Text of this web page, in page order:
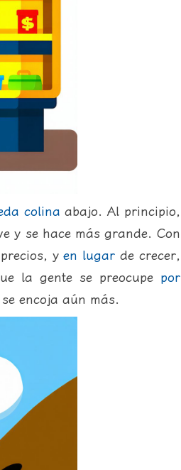
colina abajo. Al principio,
y se hace más grande. Con
precios, yen lugar de crecer,
la gente se preocupe por
encoja aún más.